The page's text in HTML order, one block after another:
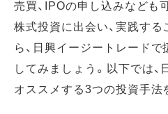
売買、IPOの申し込みなども
株式投資に出会い、実践す
ら、日興イージートレード
してみましょう。以下では
オススメする3つの投資手法